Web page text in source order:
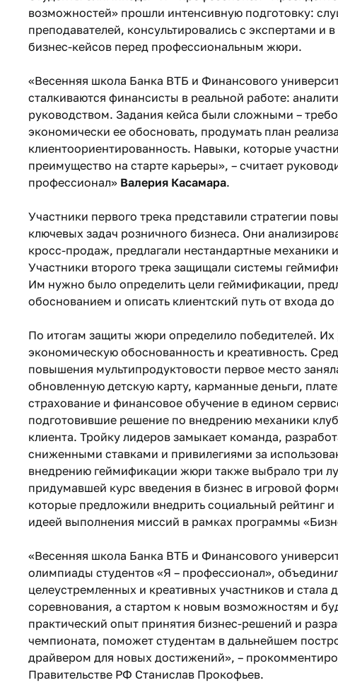
возможностей» прошли интенсивную подготовку:
преподавателей, консультировались с экспертами
бизнес-кейсов перед профессиональным жюри.
«Весенняя школа Банка ВТБ и Финансового
сталкиваются финансисты в реальной работе:
руководством. Задания кейса были сложными –
экономически ее обосновать, продумать план
клиентоориентированность. Навыки, которые
преимущество на старте карьеры», – считает
профессионал» Валерия Касамара.
Участники первого трека представили стратегии
ключевых задач розничного бизнеса. Они
кросс-продаж, предлагали нестандартные механики
Участники второго трека защищали системы
Им нужно было определить цели геймификации,
обоснованием и описать клиентский путь от входа
По итогам защиты жюри определило победителей.
экономическую обоснованность и креативность.
повышения мультипродуктовости первое место
обновленную детскую карту, карманные деньги,
страхование и финансовое обучение в едином
подготовившие решение по внедрению механики
клиента. Тройку лидеров замыкает команда,
сниженными ставками и привилегиями за
внедрению геймификации жюри также выбрало три
придумавшей курс введения в бизнес в игровой
которые предложили внедрить социальный рейтинг
идеей выполнения миссий в рамках программы
«Весенняя школа Банка ВТБ и Финансового
олимпиады студентов «Я – профессионал»,
целеустремленных и креативных участников и
соревнования, а стартом к новым возможностям и
практический опыт принятия бизнес-решений и
чемпионата, поможет студентам в дальнейшем
драйвером для новых достижений», –
Правительстве РФ Станислав Прокофьев.